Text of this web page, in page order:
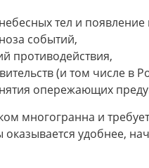
тел и
событий,
противодействия,
(и том числе в
опережающих
многогранна и
удобнее,